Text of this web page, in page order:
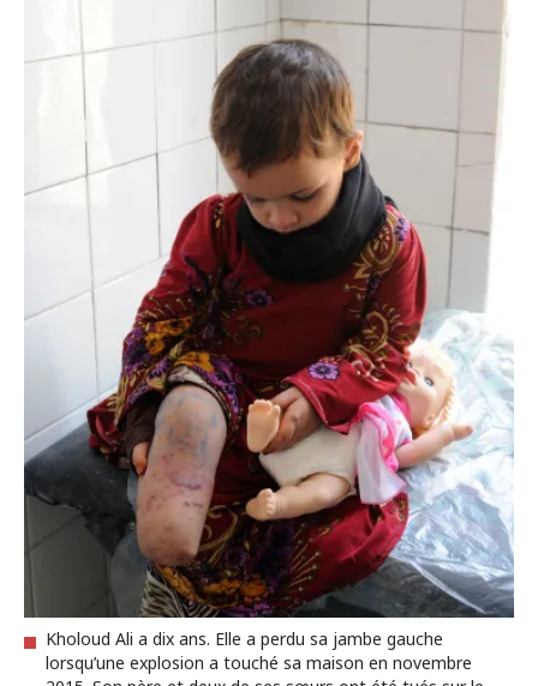
Kholoud Ali a dix ans. Elle a perdu sa jambe gauche
lorsqu’une explosion a touché sa maison en novembre